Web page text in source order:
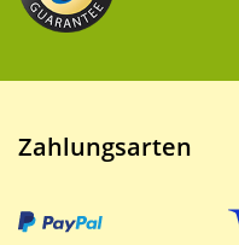
Zahlungsarten